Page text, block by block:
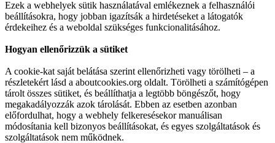
Ezek a webhelyek sütik használatával emlékeznek a felhasználói
beállításokra, hogy jobban igazítsák a hirdetéseket a látogatók
érdekeihez és a weboldal szükséges funkcionalitásához.
Hogyan ellenőrizzük a sütiket
A cookie-kat saját belátása szerint ellenőrizheti vagy törölheti – a
részletekért lásd a aboutcookies.org oldalt. Törölheti a számítógépen
tárolt összes sütiket, és beállíthatja a legtöbb böngészőt, hogy
megakadályozzák azok tárolását. Ebben az esetben azonban
előfordulhat, hogy a webhely felkeresésekor manuálisan
módosítania kell bizonyos beállításokat, és egyes szolgáltatások és
szolgáltatások nem működnek.